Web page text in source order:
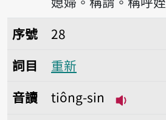
序號28重新
序號
28
詞目
重新
音讀
tiông-sin